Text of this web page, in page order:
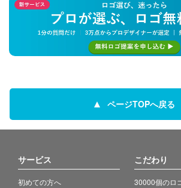
ページTOPへ戻る
サービス
初めての方へ
こだわり
30000個のロ